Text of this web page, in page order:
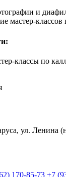
и
мастер-
классы по
ул. Ленина
170-85-73 +7